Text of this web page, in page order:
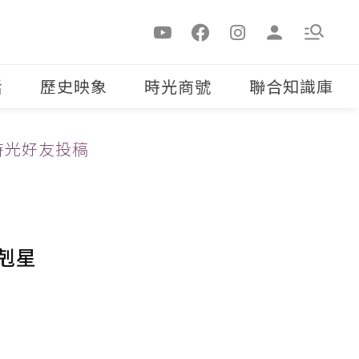
歷史映象 時光商號 聯合知識庫
好友投稿
星